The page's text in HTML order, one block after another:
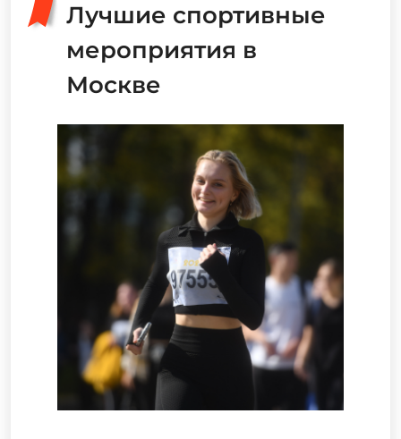
Лучшие спортивные
мероприятия в
Москве